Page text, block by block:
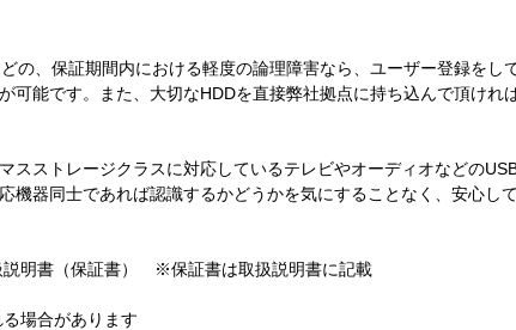
の、保証期間内における軽度の論理障害なら、ユーザー登録をし
能です。また、大切なHDDを直接弊社拠点に持ち込んで頂けれ
スストレージクラスに対応しているテレビやオーディオなどの
器同士であれば認識するかどうかを気にすることなく、安心し
説明書（保証書） ※保証書は取扱説明書に記載
場合があります